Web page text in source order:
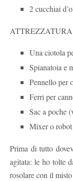
2 cucchiai
ATTREZZATURA
Una ciotola
Spianatoia e
Pennello per
Ferri per
Sac a poche
Mixer o robot
Prima di tutto
agitata: le ho tolte
rosolare con il